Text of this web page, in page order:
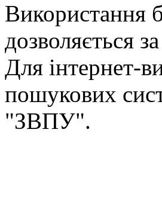
Використання
дозволяється
Для інтернет-
пошукових
"ЗВПУ".